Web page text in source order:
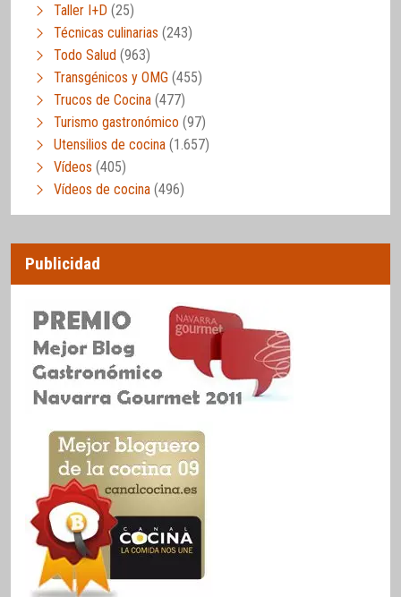
Taller I+D (25)
Técnicas culinarias (243)
Todo Salud (963)
Transgénicos y OMG (455)
Trucos de Cocina (477)
Turismo gastronómico (97)
Utensilios de cocina (1.657)
Vídeos (405)
Vídeos de cocina (496)
Publicidad